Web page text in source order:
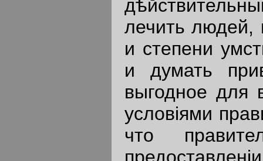
лечить людей,
и степени
и думать
выгодное для
условiями
что